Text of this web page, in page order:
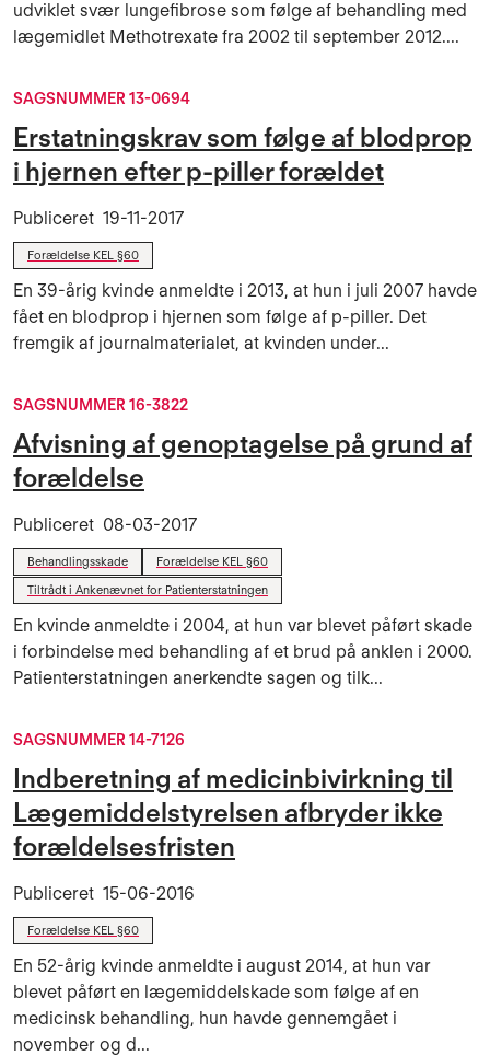
udviklet svær lungefibrose som følge af behandling med
lægemidlet Methotrexate fra 2002 til september 2012....
SAGSNUMMER 13-0694
Erstatningskrav som følge af blodprop
i hjernen efter p-piller forældet
Publiceret 19-11-2017
Forældelse KEL §60
En 39-årig kvinde anmeldte i 2013, at hun i juli 2007 havde
fået en blodprop i hjernen som følge af p-piller. Det
fremgik af journalmaterialet, at kvinden under...
SAGSNUMMER 16-3822
Afvisning af genoptagelse på grund af
forældelse
Publiceret 08-03-2017
Behandlingsskade
Forældelse KEL §60
Tiltrådt i Ankenævnet for Patienterstatningen
En kvinde anmeldte i 2004, at hun var blevet påført skade
i forbindelse med behandling af et brud på anklen i 2000.
Patienterstatningen anerkendte sagen og tilk...
SAGSNUMMER 14-7126
Indberetning af medicinbivirkning til
Lægemiddelstyrelsen afbryder ikke
forældelsesfristen
Publiceret 15-06-2016
Forældelse KEL §60
En 52-årig kvinde anmeldte i august 2014, at hun var
blevet påført en lægemiddelskade som følge af en
medicinsk behandling, hun havde gennemgået i
november og d...